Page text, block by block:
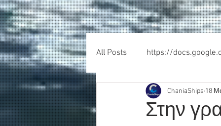
All Posts https://
Στην
ChaniaShips 18